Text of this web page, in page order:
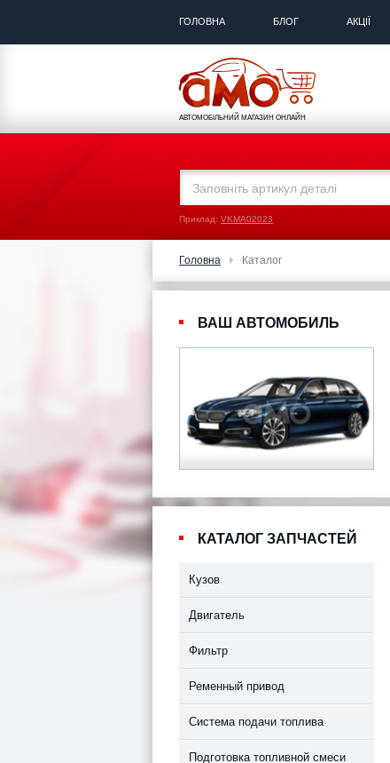
ГОЛОВНА БЛОГ АКЦІЇ
АВТОМОБІЛЬНИЙ МАГАЗИН ОНЛАЙН
Приклад: VKMA02023
Головна Каталог
ВАШ АВТОМОБИЛЬ
КАТАЛОГ ЗАПЧАСТЕЙ
Кузов
Двигатель
Фильтр
Ременный привод
Система подачи топлива
Подготовка топливной смеси